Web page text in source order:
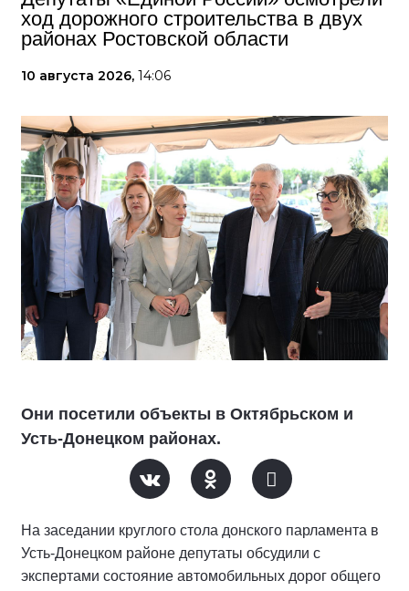
ход дорожного строительства в двух
районах Ростовской области
10 августа 2026, 14:06
Они посетили объекты в Октябрьском и
Усть-Донецком районах.
На заседании круглого стола донского парламента в
Усть-Донецком районе депутаты обсудили с
экспертами состояние автомобильных дорог общего